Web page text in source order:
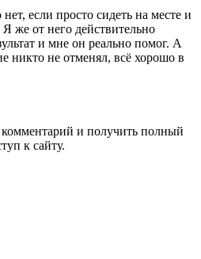
если просто сидеть на месте и
же от него действительно
и мне он реально помог. А
никто не отменял, всё хорошо в
и получить полный
к сайту.